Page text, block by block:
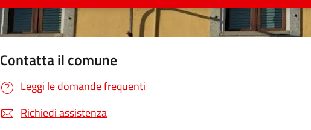
Contatta il comune
Leggi le domande frequenti
Richiedi assistenza